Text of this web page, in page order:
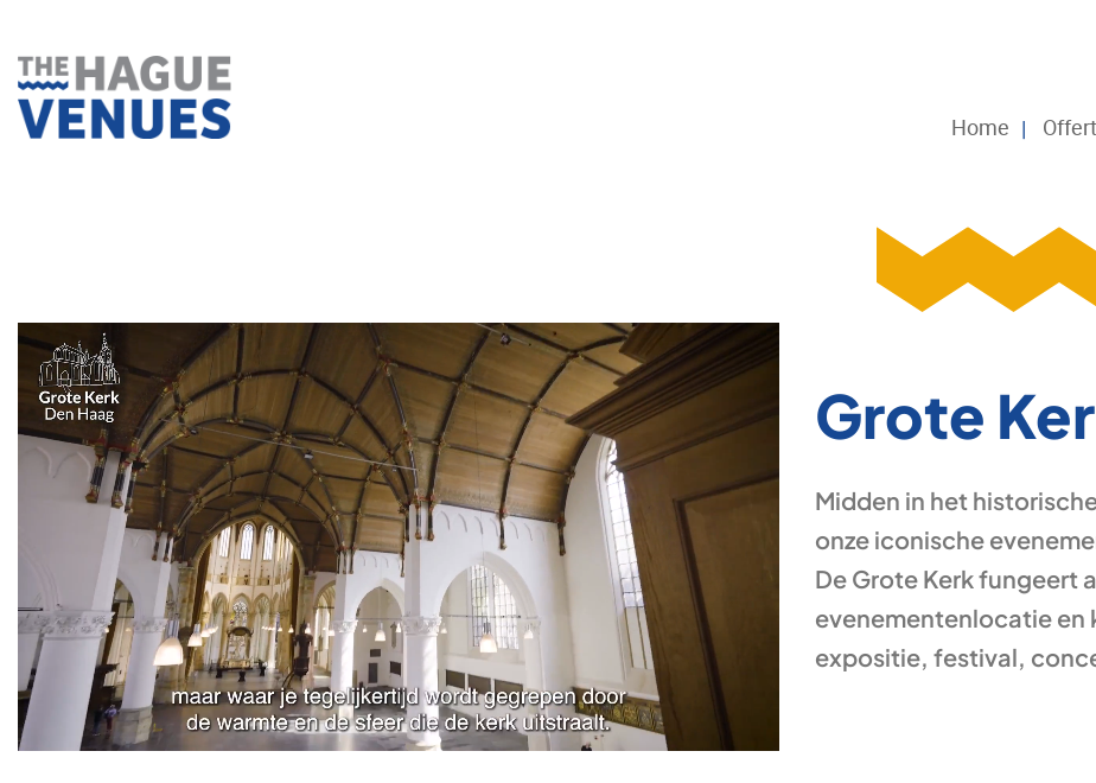
naar
inhoud
Home
Grote
Midden in het
onze iconische
De Grote Kerk fungeert
evenementenlocatie en
expositie, festival,